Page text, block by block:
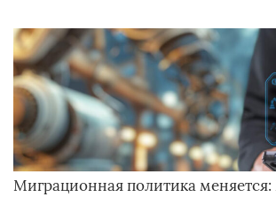
Миграционная политика